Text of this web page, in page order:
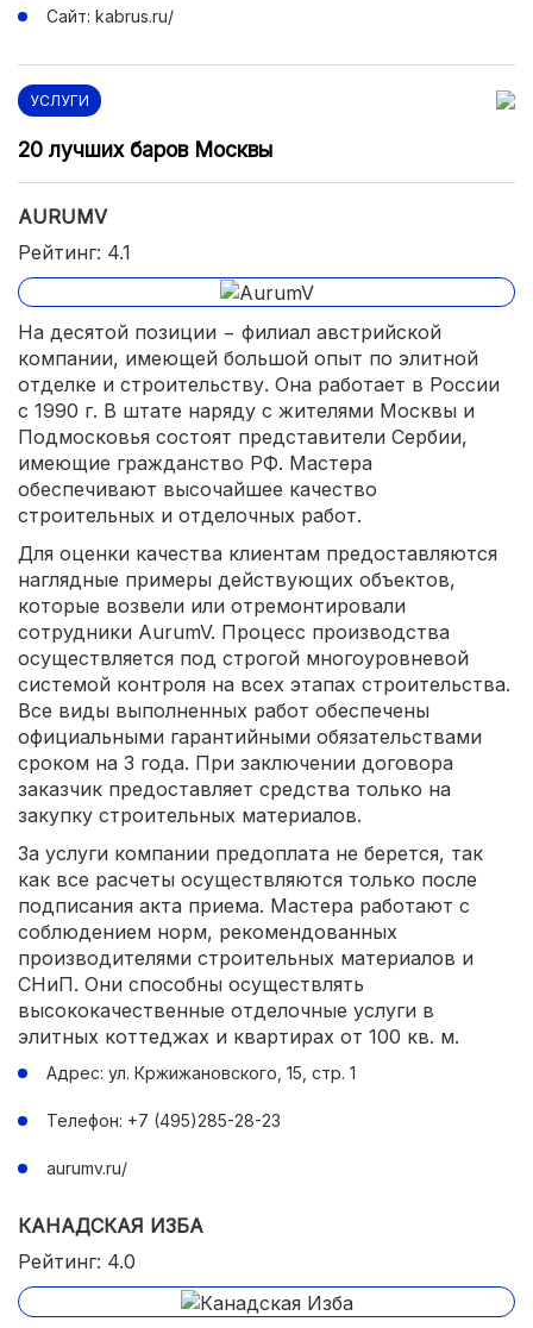
Сайт: kabrus.ru/
УСЛУГИ
20 лучших баров Москвы
AURUMV
Рейтинг: 4.1
На десятой позиции − филиал австрийской
компании, имеющей большой опыт по элитной
отделке и строительству. Она работает в России
с 1990 г. В штате наряду с жителями Москвы и
Подмосковья состоят представители Сербии,
имеющие гражданство РФ. Мастера
обеспечивают высочайшее качество
строительных и отделочных работ.
Для оценки качества клиентам предоставляются
наглядные примеры действующих объектов,
которые возвели или отремонтировали
сотрудники AurumV. Процесс производства
осуществляется под строгой многоуровневой
системой контроля на всех этапах строительства.
Все виды выполненных работ обеспечены
официальными гарантийными обязательствами
сроком на 3 года. При заключении договора
заказчик предоставляет средства только на
закупку строительных материалов.
За услуги компании предоплата не берется, так
как все расчеты осуществляются только после
подписания акта приема. Мастера работают с
соблюдением норм, рекомендованных
производителями строительных материалов и
СНиП. Они способны осуществлять
высококачественные отделочные услуги в
элитных коттеджах и квартирах от 100 кв. м.
Адрес: ул. Кржижановского, 15, стр. 1
Телефон: +7 (495)285-28-23
aurumv.ru/
КАНАДСКАЯ ИЗБА
Рейтинг: 4.0